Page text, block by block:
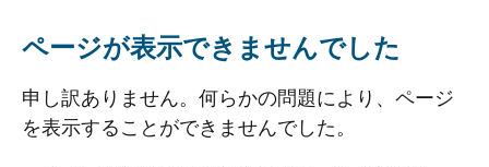
ページが表示できませんでした
申し訳ありません。何らかの問題により、ページ
を表示することができませんでした。